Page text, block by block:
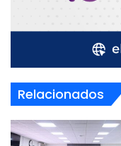
Relacionados